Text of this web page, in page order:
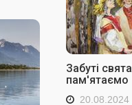
Забуті
пам'ятаємо
20.08.2024